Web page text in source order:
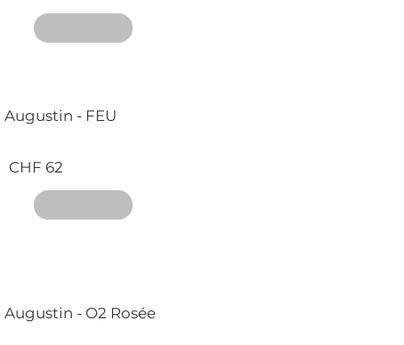
Augustin - FEU
CHF 62
Augustin - O2 Rosée